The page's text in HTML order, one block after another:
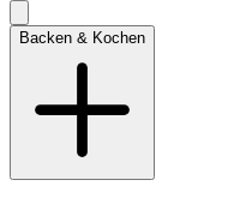
Backen & Kochen